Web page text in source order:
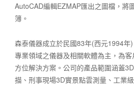
AutoCAD編輯EZMAP匯出之圖檔，將
簿。
森泰儀器成立於民國83年(西元1994年
專業領域之儀器及相關軟體為主，為
方位解決方案。公司的產品範圍涵蓋
描、刑事現場3D實景點雲測量、工業